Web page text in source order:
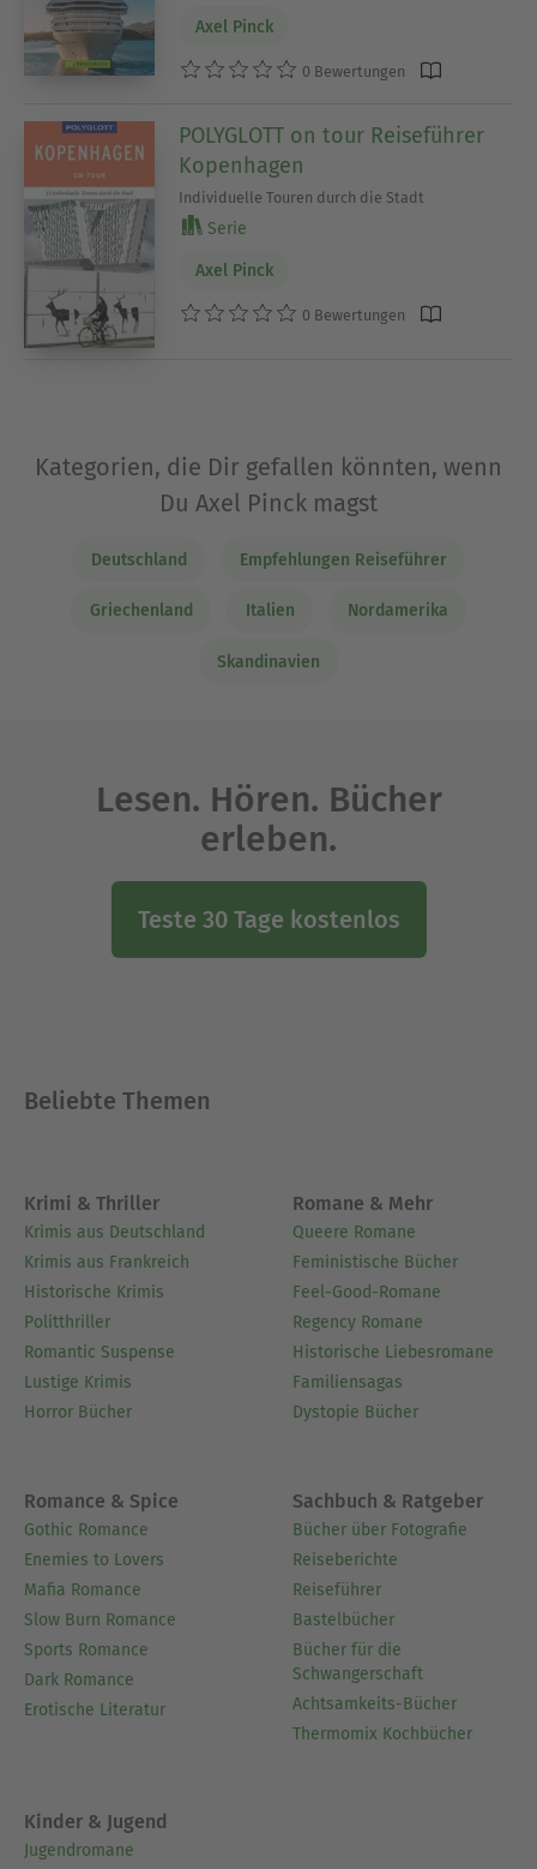
Axel Pinck
0 Bewertungen
POLYGLOTT on tour Reiseführer
Kopenhagen
Individuelle Touren durch die Stadt
Serie
Axel Pinck
0 Bewertungen
Kategorien, die Dir gefallen könnten, wenn
Du Axel Pinck magst
Deutschland Empfehlungen Reiseführer
Griechenland Italien Nordamerika
Skandinavien
Lesen. Hören. Bücher
erleben.
Teste 30 Tage kostenlos
Beliebte Themen
Krimi & Thriller
Krimis aus Deutschland
Krimis aus Frankreich
Historische Krimis
Politthriller
Romantic Suspense
Lustige Krimis
Horror Bücher
Romane & Mehr
Queere Romane
Feministische Bücher
Feel-Good-Romane
Regency Romane
Historische Liebesromane
Familiensagas
Dystopie Bücher
Romance & Spice
Gothic Romance
Enemies to Lovers
Mafia Romance
Slow Burn Romance
Sports Romance
Dark Romance
Erotische Literatur
Sachbuch & Ratgeber
Bücher über Fotografie
Reiseberichte
Reiseführer
Bastelbücher
Bücher für die
Schwangerschaft
Achtsamkeits-Bücher
Thermomix Kochbücher
Kinder & Jugend
Jugendromane